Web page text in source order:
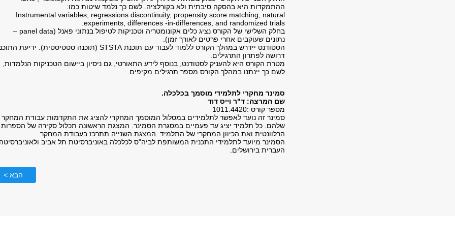
ההתמקדות היא בהסקה סיבתית ולא בקורלציה. לשם כך נלמד שיטות כמו:
Instrumental variables, regressions discontinuity, propensity score matching, natural
experiments, differences -in-differences, and randomized trials
בחלק השלישי של הקורס נציג כלים אקונומטריה וטכניקות לטיפול בנתוני פאנל (panel data
–
נתונים שעוקבים אחרי פרטים לאורך זמן).
הסטודנט יידרש במהלך הקורס ללמוד לעבוד עם תוכנת STSTA (תוכנה סטטיסטית). ידיעת
דרושה לפתרון התרגילים.
מטרת הקורס היא להעניק לסטודנט, בנוסף לידע התאורטי, גם ניסיון ביישום הטכניקות הנלמדות,
לשם כך יינתנו במהלך הקורס מספר תרגילים מקיפים.
סמינר מחקרי לתלמידי מוסמך בכלכלה.
שם המרצה: ד"ר וייס דוד
מספר קורס :1011.4420
סמינר זה נועד לאפשר לתלמידים במסלול המוסמך המחקרי להציג את התקדמות עבודת המחקר
שלהם. כל תלמיד יציג עד פעמיים במסגרת הסמינר. המצגת הראשונה תכלול סקירה של הספרות
הרלוונטית ואת הכיוון המחקרי של התלמיד. המצגת השנייה תתרכז בעבודת המחקר.
​הסמינר מיועד לתלמידי התכנית המשותפת לביה"ס לכלכלה באוניברסיטת תל אביב
העברית בירושלים.
הבא >